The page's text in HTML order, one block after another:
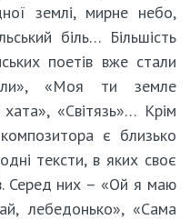
землі, мирне небо,
біль… Більшість
поетів вже стали
«Моя ти земле
«Світязь»… Крім
є близько
тексти, в яких своє
Серед них – «Ой я маю
лебедонько», «Сама